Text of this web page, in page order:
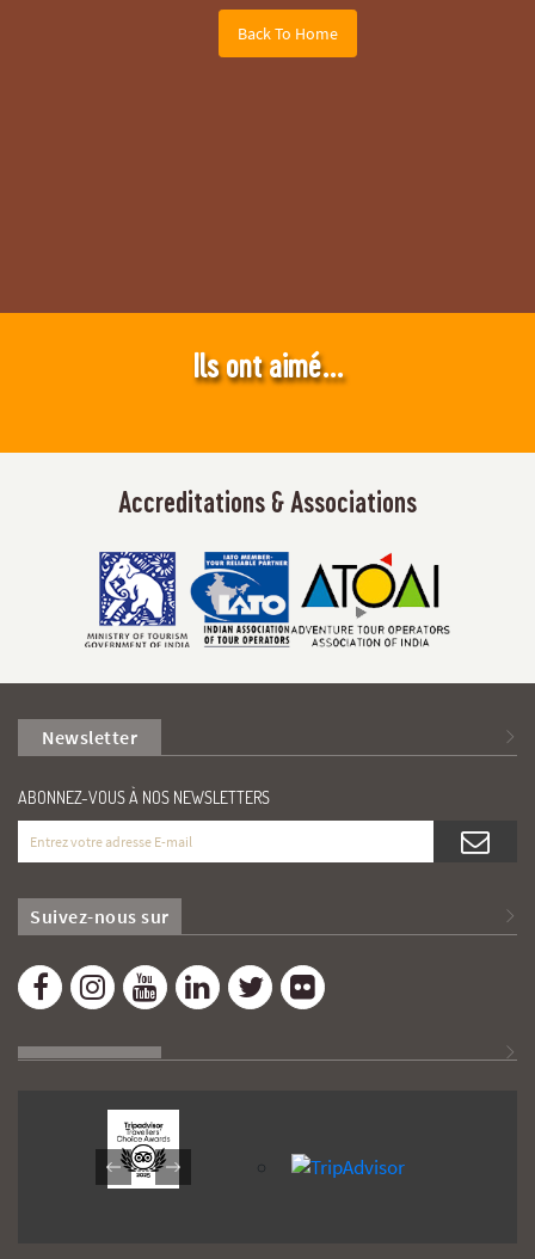
Back To Home
Ils ont aimé...
Accreditations & Associations
Newsletter
ABONNEZ-VOUS À NOS NEWSLETTERS
Suivez-nous sur